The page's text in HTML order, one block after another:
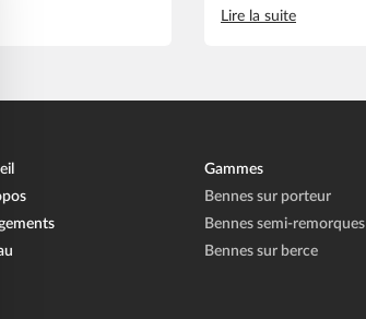
Lire la suite
Gammes
Bennes sur porteur
Bennes semi-remorques
Bennes sur berce